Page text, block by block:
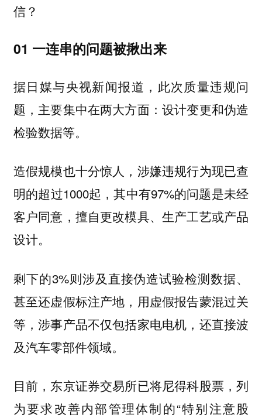
信？
01 一连串的问题被揪出来
据日媒与央视新闻报道，此次质量违规问
题，主要集中在两大方面：设计变更和伪造
检验数据等。
造假规模也十分惊人，涉嫌违规行为现已查
明的超过1000起，其中有97%的问题是未经
客户同意，擅自更改模具、生产工艺或产品
设计。
剩下的3%则涉及直接伪造试验检测数据、
甚至还虚假标注产地，用虚假报告蒙混过关
等，涉事产品不仅包括家电电机，还直接波
及汽车零部件领域。
目前，东京证券交易所已将尼得科股票，列
为要求改善内部管理体制的“特别注意股